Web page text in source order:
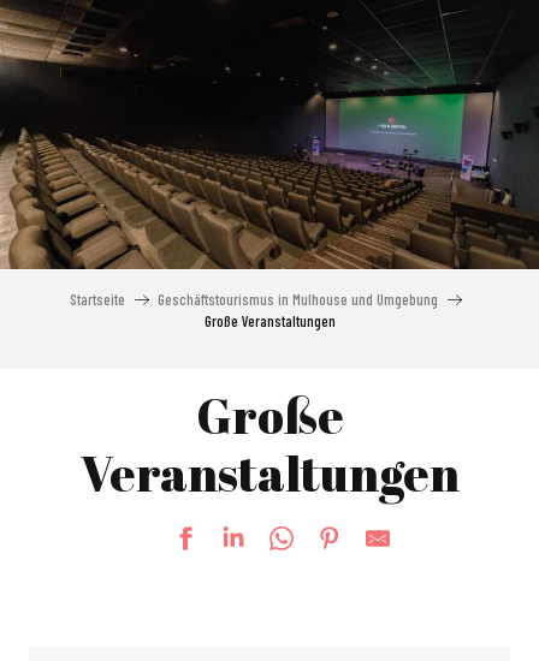
Aller
au
contenu
Startseite
Geschäftstourismus in Mulhouse und Umgebung
Große Veranstaltungen
Große
Veranstaltungen